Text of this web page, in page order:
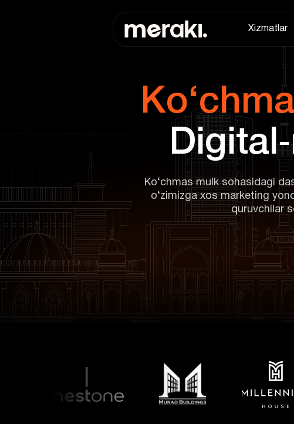
Xizmatlar
Ko‘chmas mulk sohasidagi
o‘zimizga xos marketing
quruvchilar